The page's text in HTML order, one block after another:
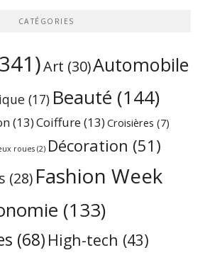
CATÉGORIES
Art (30)Automobile
(17) Beauté (144)
(13)Coiffure(13) Croisières (7)
roues (2) Décoration (51)
(28) Fashion Week
(133)
(68) High-tech (43)